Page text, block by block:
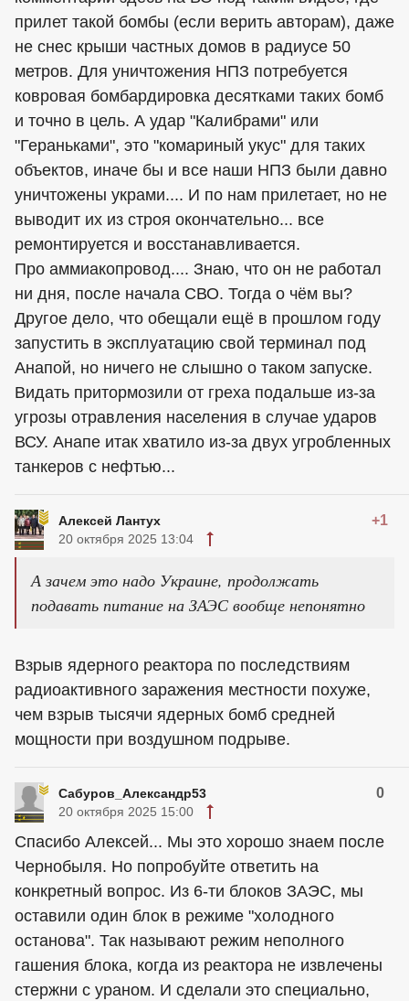
прилет такой бомбы (если верить авторам), даже
не снес крыши частных домов в радиусе 50
метров. Для уничтожения НПЗ потребуется
ковровая бомбардировка десятками таких бомб
и точно в цель. А удар "Калибрами" или
"Гераньками", это "комариный укус" для таких
объектов, иначе бы и все наши НПЗ были давно
уничтожены украми.... И по нам прилетает, но не
выводит их из строя окончательно... все
ремонтируется и восстанавливается.
Про аммиакопровод.... Знаю, что он не работал
ни дня, после начала СВО. Тогда о чём вы?
Другое дело, что обещали ещё в прошлом году
запустить в эксплуатацию свой терминал под
Анапой, но ничего не слышно о таком запуске.
Видать притормозили от греха подальше из-за
угрозы отравления населения в случае ударов
ВСУ. Анапе итак хватило из-за двух угробленных
танкеров с нефтью...
Алексей Лантух +1
20 октября 2025 13:04
А зачем это надо Украине, продолжать
подавать питание на ЗАЭС вообще непонятно
Взрыв ядерного реактора по последствиям
радиоактивного заражения местности похуже,
чем взрыв тысячи ядерных бомб средней
мощности при воздушном подрыве.
Сабуров_Александр53 0
20 октября 2025 15:00
Спасибо Алексей... Мы это хорошо знаем после
Чернобыля. Но попробуйте ответить на
конкретный вопрос. Из 6-ти блоков ЗАЭС, мы
оставили один блок в режиме "холодного
останова". Так называют режим неполного
гашения блока, когда из реактора не извлечены
стержни с ураном. И сделали это специально,